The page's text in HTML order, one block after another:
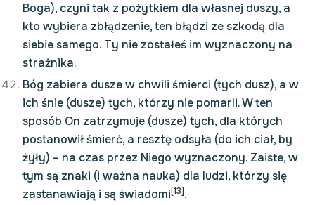
Boga), czyni tak z pożytkiem dla własnej duszy, a
kto wybiera zbłądzenie, ten błądzi ze szkodą dla
siebie samego. Ty nie zostałeś im wyznaczony na
strażnika.
Bóg zabiera dusze w chwili śmierci (tych dusz), a w
ich śnie (dusze) tych, którzy nie pomarli. W ten
sposób On zatrzymuje (dusze) tych, dla których
postanowił śmierć, a resztę odsyła (do ich ciał, by
żyły) – na czas przez Niego wyznaczony. Zaiste, w
tym są znaki (i ważna nauka) dla ludzi, którzy się
zastanawiają i są świadomi[13].